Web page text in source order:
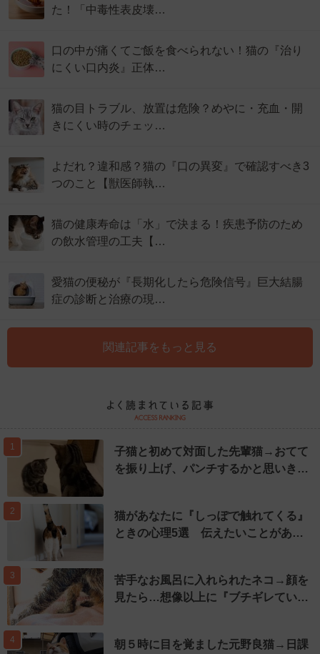
た！「中毒性表皮壊…
口の中が痛くてご飯を食べられない！猫の『治り
にくい口内炎』正体…
猫の目トラブル、放置は危険？めやに・充血・開
きにくい時のチェッ…
よだれ？違和感？猫の『口の異変』で確認すべき3
つのこと【獣医師執…
猫の健康寿命は「水」で決まる！疾患予防のため
の飲水管理の工夫【…
愛猫の便秘が『長期化したら危険信号』巨大結腸
症の診断と治療の現…
関連記事をもっと見る
1
子猫と初めて対面した先輩猫→おてて
を振り上げ、パンチするかと思いき…
2
猫があなたに『しっぽで触れてくる』
ときの心理5選 伝えたいことがあ…
3
苦手なお風呂に入れられたネコ→顔を
見たら…想像以上に『ブチギレてい…
4
朝５時に目を覚ました元野良猫→日課